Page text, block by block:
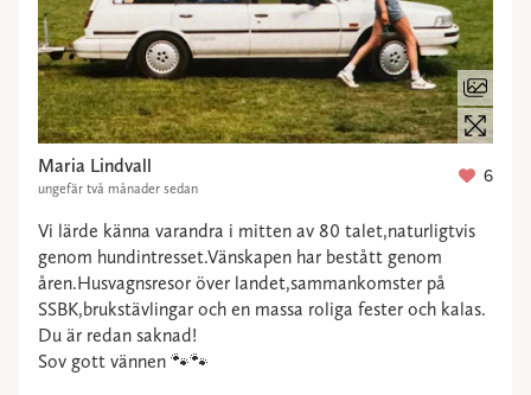
Maria Lindvall
ungefär två månader sedan
6
Vi lärde känna varandra i mitten av 80 talet,naturligtvis
genom hundintresset.Vänskapen har bestått genom
åren.Husvagnsresor över landet,sammankomster på
SSBK,brukstävlingar och en massa roliga fester och kalas.
Du är redan saknad!
Sov gott vännen 🐾🐾